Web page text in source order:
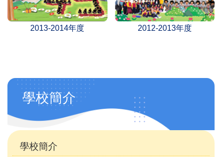
2013-2014年度 2012-2013年度
Main
navigation
(自
訂)
學校簡介
學校簡介